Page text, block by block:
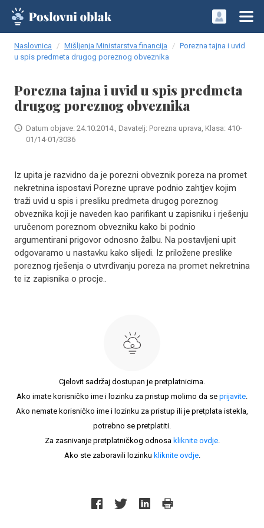
Naslovnica Mišljenja Ministarstva financija
Porezna tajna i uvid
u spis predmeta drugog poreznog obveznika
Porezna tajna i uvid u spis predmeta
drugog poreznog obveznika
Datum objave: 24.10.2014., Davatelj: Porezna uprava, Klasa: 410-
01/14-01/3036
Iz upita je razvidno da je porezni obveznik poreza na promet
nekretnina ispostavi Porezne uprave podnio zahtjev kojim
traži uvid u spis i presliku predmeta drugog poreznog
obveznika koji je naveden kao parifikant u zapisniku i rješenju
uručenom poreznom obvezniku kako bi podnio
argumentirani prigovor odnosno žalbu. Na postavljeni upit
odgovaramo u nastavku kako slijedi. Iz priložene preslike
poreznog rješenja o utvrđivanju poreza na promet nekretnina
te iz zapisnika o procje..
Cjelovit sadržaj dostupan je pretplatnicima.
Ako imate korisničko ime i lozinku za pristup molimo da se prijavite.
Ako nemate korisničko ime i lozinku za pristup ili je pretplata istekla,
potrebno se pretplatiti.
Za zasnivanje pretplatničkog odnosa kliknite ovdje.
Ako ste zaboravili lozinku kliknite ovdje.